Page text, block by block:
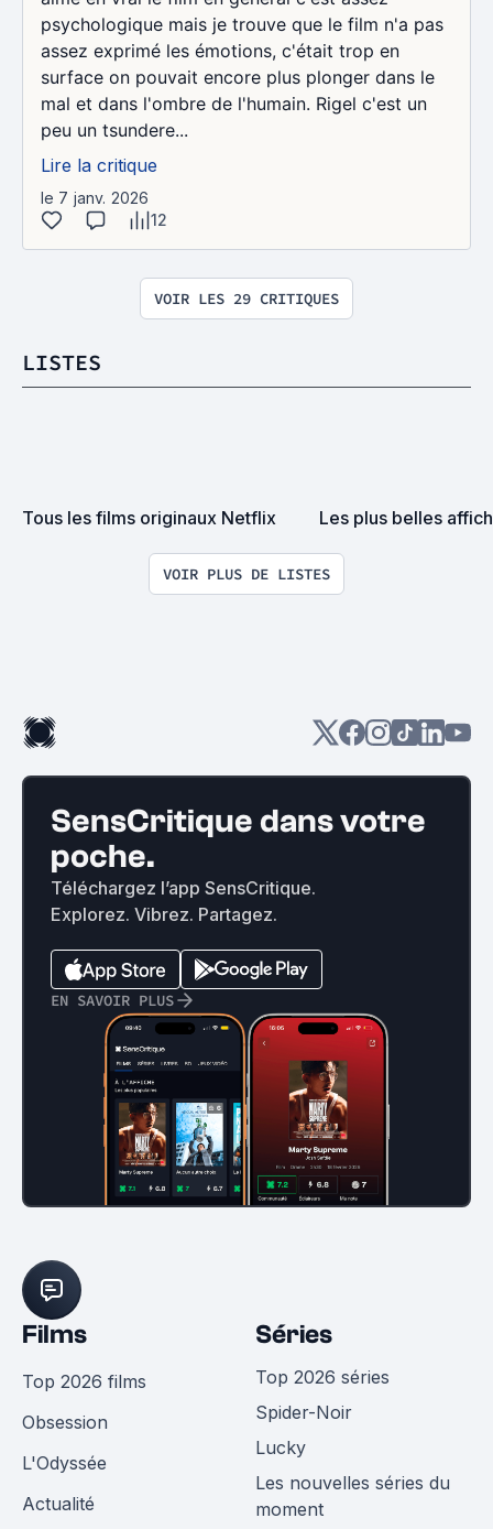
psychologique mais je trouve que le film n'a pas
assez exprimé les émotions, c'était trop en
surface on pouvait encore plus plonger dans le
mal et dans l'ombre de l'humain. Rigel c'est un
peu un tsundere...
Lire la critique
le 7 janv. 2026
12
VOIR LES 29 CRITIQUES
LISTES
Tous les films originaux Netflix Les plus belles
VOIR PLUS DE LISTES
SensCritique dans votre
poche.
Téléchargez l’app SensCritique.
Explorez. Vibrez. Partagez.
EN SAVOIR PLUS
Films
Top 2026 films
Obsession
L'Odyssée
Actualité
Séries
Top 2026 séries
Spider-Noir
Lucky
Les nouvelles séries du
moment